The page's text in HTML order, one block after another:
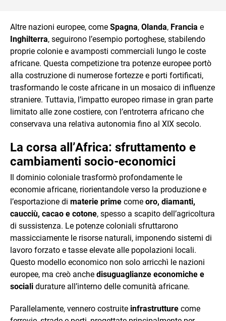
Altre nazioni europee, come Spagna, Olanda, Francia e
Inghilterra, seguirono l’esempio portoghese, stabilendo
proprie colonie e avamposti commerciali lungo le coste
africane. Questa competizione tra potenze europee portò
alla costruzione di numerose fortezze e porti fortificati,
trasformando le coste africane in un mosaico di influenze
straniere. Tuttavia, l’impatto europeo rimase in gran parte
limitato alle zone costiere, con l’entroterra africano che
conservava una relativa autonomia fino al XIX secolo.
La corsa all’Africa: sfruttamento e
cambiamenti socio-economici
Il dominio coloniale trasformò profondamente le
economie africane, riorientandole verso la produzione e
l’esportazione di materie prime come oro, diamanti,
caucciù, cacao e cotone, spesso a scapito dell’agricoltura
di sussistenza. Le potenze coloniali sfruttarono
massicciamente le risorse naturali, imponendo sistemi di
lavoro forzato e tasse elevate alle popolazioni locali.
Questo modello economico non solo arricchì le nazioni
europee, ma creò anche disuguaglianze economiche e
sociali durature all’interno delle comunità africane.
Parallelamente, vennero costruite infrastrutture come